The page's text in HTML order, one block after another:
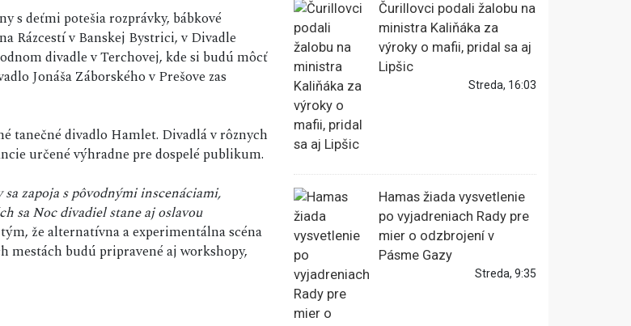
s deťmi potešia rozprávky, bábkové
Rázcestí v Banskej Bystrici, v Divadle
divadle v Terchovej, kde si budú môcť
Jonáša Záborského v Prešove zas
tanečné divadlo Hamlet. Divadlá v rôznych
určené výhradne pre dospelé publikum.
zapoja s pôvodnými inscenáciami,
sa Noc divadiel stane aj oslavou
že alternatívna a experimentálna scéna
mestách budú pripravené aj workshopy,
Čurillovci podali žalobu na
ministra Kaliňáka za
výroky o mafii, pridal sa aj
Lipšic
Streda, 16:03
Hamas žiada vysvetlenie
po vyjadreniach Rady pre
mier o odzbrojení v
Pásme Gazy
Streda, 9:35